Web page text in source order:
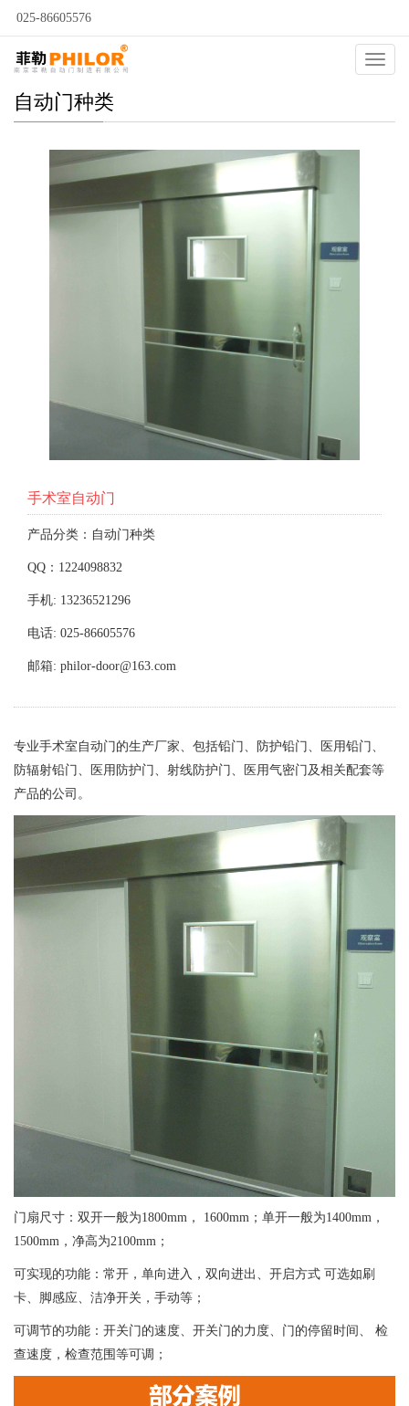
025-86605576
自动门种类
手术室自动门
产品分类：自动门种类
QQ：1224098832
手机: 13236521296
电话: 025-86605576
邮箱: philor-door@163.com
专业手术室自动门的生产厂家、包括铅门、防护铅门、医用铅门、
防辐射铅门、医用防护门、射线防护门、医用气密门及相关配套等
产品的公司。
门扇尺寸：双开一般为1800mm， 1600mm；单开一般为1400mm，
1500mm，净高为2100mm；
可实现的功能：常开，单向进入，双向进出、开启方式 可选如刷
卡、脚感应、洁净开关，手动等；
可调节的功能：开关门的速度、开关门的力度、门的停留时间、 检
查速度，检查范围等可调；